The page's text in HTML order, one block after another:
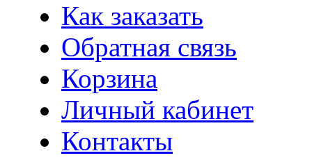
Как заказать
Обратная связь
Корзина
Личный кабинет
Контакты